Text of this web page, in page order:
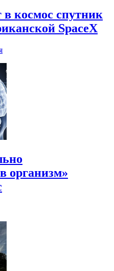
космос спутник
SpaceX
организм»